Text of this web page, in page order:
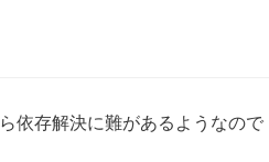
依存解決に難があるようなので